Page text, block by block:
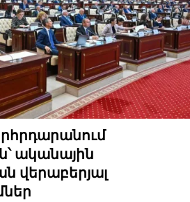
ականային
վերաբերյալ